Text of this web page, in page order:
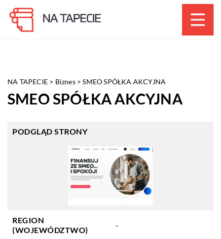
NA TAPECIE > Biznes>SMEO SPÓŁKA AKCYJNA
SMEO SPÓŁKA AKCYJNA
PODGLĄD STRONY
REGION
(WOJEWÓDZTWO)
-